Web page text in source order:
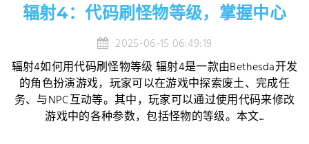
辐射4：代码刷怪物等级，掌握中心
2025-06-15 06:49:19
辐射4如何用代码刷怪物等级 辐射4是一款由Bethesda开发
的角色扮演游戏，玩家可以在游戏中探索废土、完成任
务、与NPC互动等。其中，玩家可以通过使用代码来修改
游戏中的各种参数，包括怪物的等级。本文...